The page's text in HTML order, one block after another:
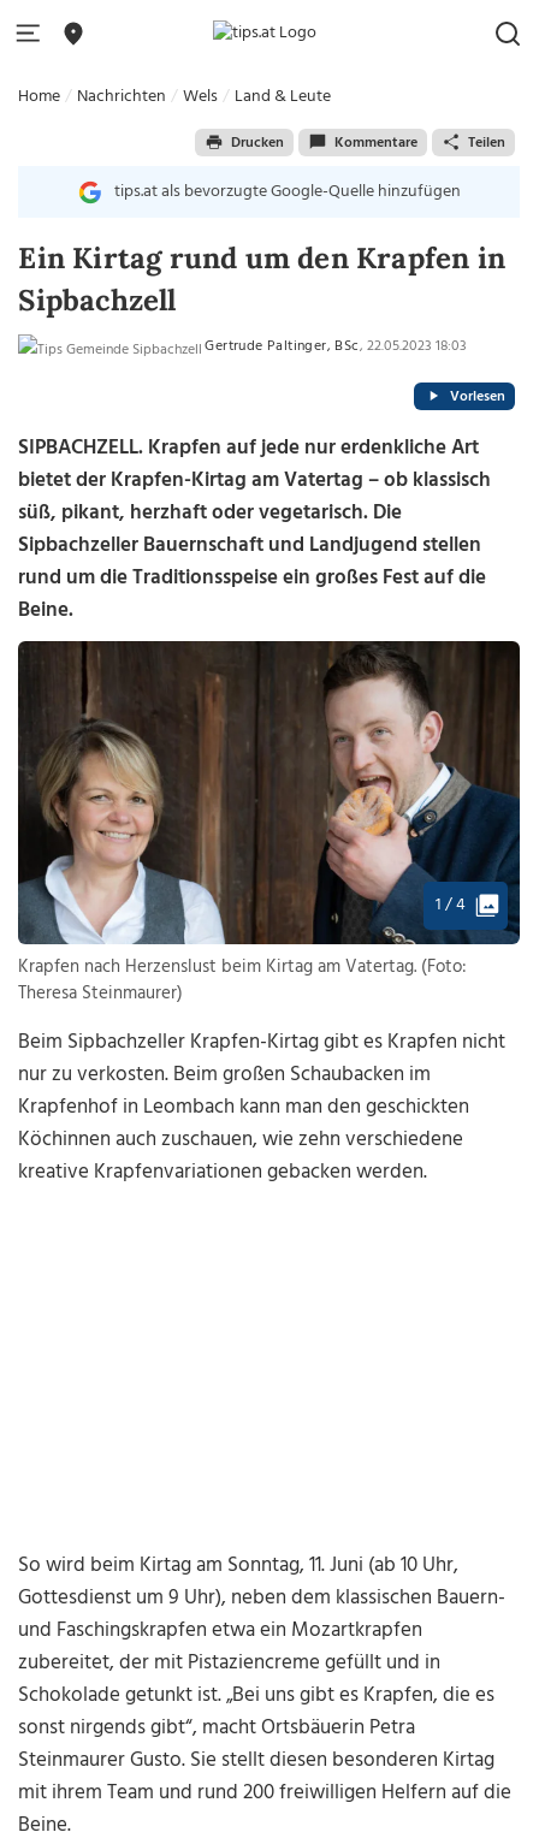
Home Nachrichten Wels Land & Leute
Drucken Kommentare Teilen
tips.at als bevorzugte Google-Quelle hinzufügen
Ein Kirtag rund um den Krapfen in
Sipbachzell
Gertrude Paltinger, BSc, 22.05.2023 18:03
Vorlesen
SIPBACHZELL.Krapfen auf jede nur erdenkliche Art
bietet der Krapfen-Kirtag am Vatertag–ob klassisch
süß, pikant, herzhaft oder vegetarisch. Die
Sipbachzeller Bauernschaft und Landjugend stellen
rund um die Traditionsspeise ein großes Fest auf die
Beine.
1 / 4
Krapfen nach Herzenslust beim Kirtag am Vatertag. (Foto:
Theresa Steinmaurer)
Beim Sipbachzeller Krapfen-Kirtag gibt es Krapfen nicht
nur zu verkosten. Beim großen Schaubacken im
Krapfenhof in Leombach kann man den geschickten
Köchinnen auch zuschauen, wie zehn verschiedene
kreative Krapfenvariationen gebacken werden.
So wird beim Kirtag am Sonntag, 11. Juni (ab 10 Uhr,
Gottesdienst um 9 Uhr), neben dem klassischen Bauern-
und Faschingskrapfen etwa ein Mozartkrapfen
zubereitet, der mit Pistaziencreme gefüllt und in
Schokolade getunkt ist. „Bei uns gibt es Krapfen, die es
sonst nirgends gibt“, macht Ortsbäuerin Petra
Steinmaurer Gusto. Sie stellt diesen besonderen Kirtag
mit ihrem Team und rund 200 freiwilligen Helfern auf die
Beine.